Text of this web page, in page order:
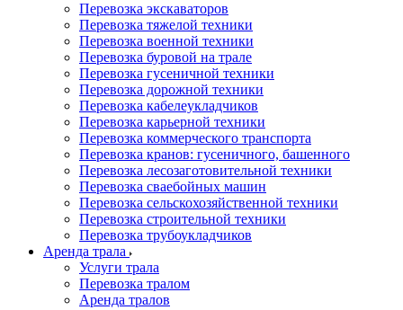
Перевозка экскаваторов
Перевозка тяжелой техники
Перевозка военной техники
Перевозка буровой на трале
Перевозка гусеничной техники
Перевозка дорожной техники
Перевозка кабелеукладчиков
Перевозка карьерной техники
Перевозка коммерческого транспорта
Перевозка кранов: гусеничного, башенного
Перевозка лесозаготовительной техники
Перевозка сваебойных машин
Перевозка сельскохозяйственной техники
Перевозка строительной техники
Перевозка трубоукладчиков
Аренда трала
Услуги трала
Перевозка тралом
Аренда тралов